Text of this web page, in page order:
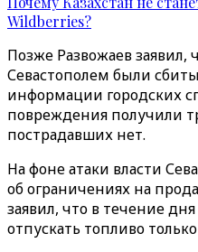
Wildberries?
Позже Развожаев заявил,
Севастополем были
информации городских
повреждения получили
пострадавших нет.
На фоне атаки власти
об ограничениях на
заявил, что в течение
отпускать топливо